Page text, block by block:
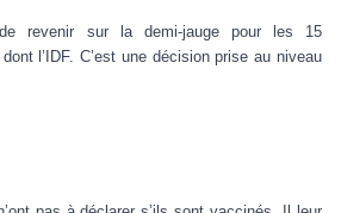
revenir sur la demi-jauge pour les 15
l’IDF. C’est une décision prise au niveau